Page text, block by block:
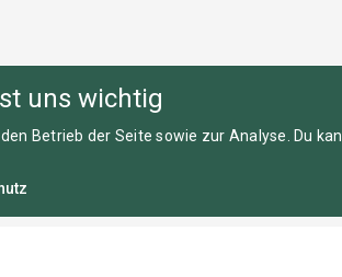
uns wichtig
Betrieb der Seite sowie zur Analyse. Du